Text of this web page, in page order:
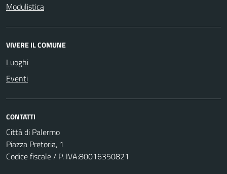
Modulistica
VIVERE IL COMUNE
Luoghi
Eventi
CONTATTI
Città di Palermo
Piazza Pretoria, 1
Codice fiscale / P. IVA:80016350821